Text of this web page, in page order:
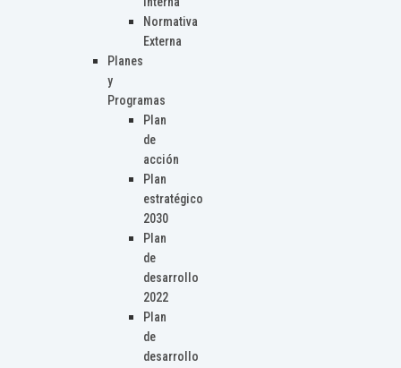
Normativa
Externa
Planes
y
Programas
Plan
de
acción
Plan
estratégico
2030
Plan
de
desarrollo
2022
Plan
de
desarrollo